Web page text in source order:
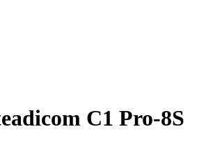
C1 Pro-8S